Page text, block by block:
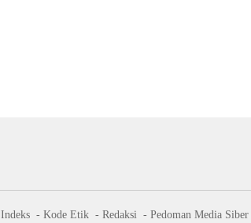
Indeks Kode Etik Redaksi Pedoman Media Siber